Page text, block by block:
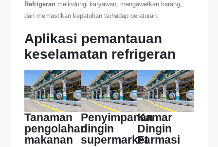
Refrigeran melindungi karyawan, mengawetkan barang,
dan memastikan kepatuhan terhadap peraturan.
Aplikasi pemantauan
keselamatan refrigeran
Tanaman
pengolahan
makanan
Penyimpanan
dingin
supermarket
Kamar
Dingin
Farmasi